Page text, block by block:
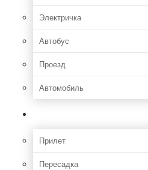
Электричка
Автобус
Проезд
Автомобиль
Прилет
Пересадка